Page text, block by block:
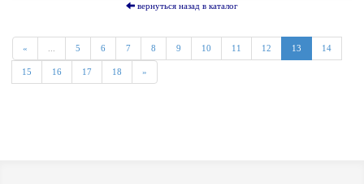
вернуться назад в каталог
« 5 6 7 8 9 10 11 12 13 14
15 16 17 18 »